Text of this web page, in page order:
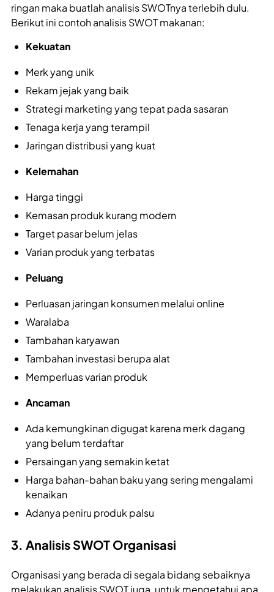
ringan maka buatlah analisis SWOTnya terlebih dulu.
Berikut ini contoh analisis SWOT makanan:
Kekuatan
Merk yang unik
Rekam jejak yang baik
Strategi marketing yang tepat pada sasaran
Tenaga kerja yang terampil
Jaringan distribusi yang kuat
Kelemahan
Harga tinggi
Kemasan produk kurang modern
Target pasar belum jelas
Varian produk yang terbatas
Peluang
Perluasan jaringan konsumen melalui online
Waralaba
Tambahan karyawan
Tambahan investasi berupa alat
Memperluas varian produk
Ancaman
Ada kemungkinan digugat karena merk dagang
yang belum terdaftar
Persaingan yang semakin ketat
Harga bahan-bahan baku yang sering mengalami
kenaikan
Adanya peniru produk palsu
3. Analisis SWOT Organisasi
Organisasi yang berada di segala bidang sebaiknya
melakukan analisis SWOT juga, untuk mengetahui apa